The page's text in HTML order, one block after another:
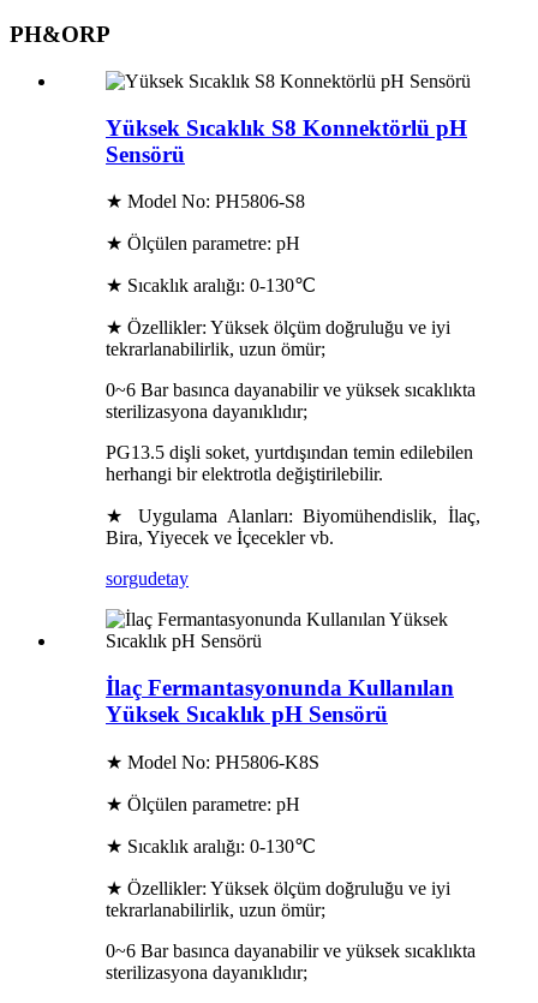
PH&ORP
Yüksek Sıcaklık S8 Konnektörlü pH
Sensörü
★ Model No: PH5806-S8
★ Ölçülen parametre: pH
★ Sıcaklık aralığı: 0-130℃
★ Özellikler: Yüksek ölçüm doğruluğu ve iyi
tekrarlanabilirlik, uzun ömür;
0~6 Bar basınca dayanabilir ve yüksek sıcaklıkta
sterilizasyona dayanıklıdır;
PG13.5 dişli soket, yurtdışından temin edilebilen
herhangi bir elektrotla değiştirilebilir.
★ Uygulama Alanları: Biyomühendislik, İlaç,
Bira, Yiyecek ve İçecekler vb.
sorgudetay
İlaç Fermantasyonunda Kullanılan
Yüksek Sıcaklık pH Sensörü
★ Model No: PH5806-K8S
★ Ölçülen parametre: pH
★ Sıcaklık aralığı: 0-130℃
★ Özellikler: Yüksek ölçüm doğruluğu ve iyi
tekrarlanabilirlik, uzun ömür;
0~6 Bar basınca dayanabilir ve yüksek sıcaklıkta
sterilizasyona dayanıklıdır;